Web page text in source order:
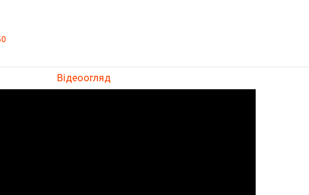
Відеоогляд